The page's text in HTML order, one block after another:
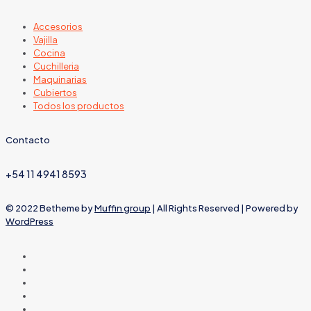
Accesorios
Vajilla
Cocina
Cuchilleria
Maquinarias
Cubiertos
Todos los productos
Contacto
+54 11 4941 8593
© 2022 Betheme byMuffin group | All Rights Reserved | Powered by
WordPress